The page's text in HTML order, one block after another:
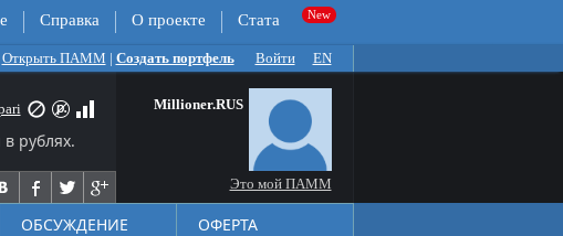
Справка О проекте Стата
Открыть ПАММ | Создать портфель Войти EN
рублях.
Millioner.RUS
Это мой ПАММ
ОБСУЖДЕНИЕ ОФЕРТА